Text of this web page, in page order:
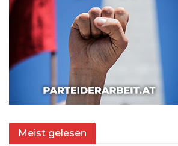
Meist gelesen